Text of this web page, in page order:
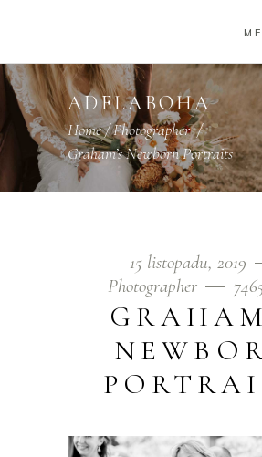
ADELABOHA
Home/Photographer/
Graham’s Newborn Portraits
15 listopadu, 2019
Photographer